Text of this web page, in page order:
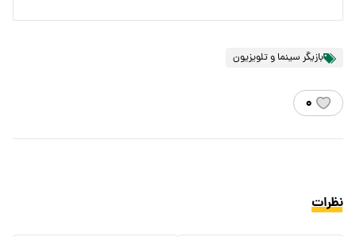
بازیگر سینما و تلویزیون
۰
نظرات